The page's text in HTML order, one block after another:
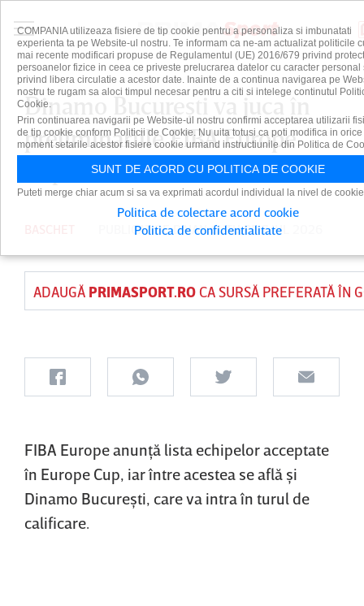
Dinamo Bucureşti va juca în
preliminariile FIBA Europe
PUBLICAT DEDAIAN CUTUPE 7 IUL 2026
ADAUGĂ PRIMASPORT.ROCA SURSĂ PREFERATĂ ÎN
FIBA Europe anunţă lista echipelor acceptate
în Europe Cup, iar între acestea se află şi
Dinamo Bucureşti, care va intra în turul de
calificare.
COMPANIA utilizeaza fisiere de tip cookie pentru a personaliza si imbunatati
experienta ta pe Website-ul nostru. Te informam ca ne-am actualizat politicile
mai recente modificari propuse de Regulamentul (UE) 2016/679 privind
persoanelor fizice in ceea ce priveste prelucrarea datelor cu caracter personal
privind libera circulatie a acestor date. Inainte de a continua navigarea pe
nostru te rugam sa aloci timpul necesar pentru a citi si intelege continutul
Cookie.
Prin continuarea navigarii pe Website-ul nostru confirmi acceptarea utilizarii
de tip cookie conform Politicii de Cookie. Nu uita totusi ca poti modifica in orice
moment setarile acestor fisiere cookie urmand instructiunile din Politica de
SUNT DE ACORD CU POLITICA DE COOKIE
Puteti merge chiar acum si sa va exprimati acordul individual la nivel de
Politica de colectare acord cookie
Politica de confidentialitate